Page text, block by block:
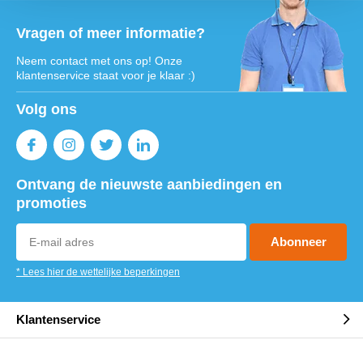
Vragen of meer informatie?
Neem contact met ons op! Onze
klantenservice staat voor je klaar :)
Volg ons
Ontvang de nieuwste aanbiedingen en
promoties
Abonneer
* Lees hier de wettelijke beperkingen
Klantenservice